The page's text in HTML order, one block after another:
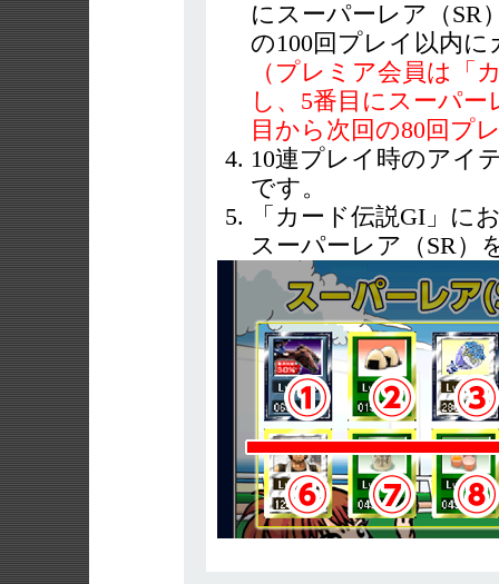
にスーパーレア（SR
の100回プレイ以内
（プレミア会員は「
し、5番目にスーパー
目から次回の80回プ
10連プレイ時のアイ
です。
「カード伝説GI」に
スーパーレア（SR）